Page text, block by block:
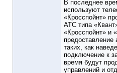
В последнее
используют
«Кросспойнт»
АТС типа
«Кросспойнт» и
предоставление
таких, как
подключение к
время будут
управлений и